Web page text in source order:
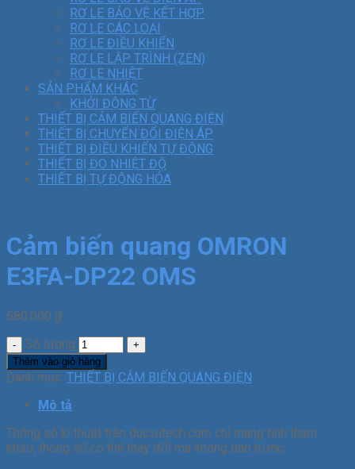
RƠ LE BẢO VỆ KẾT HỢP
RƠ LE CÁC LOẠI
RƠ LE ĐIỀU KHIỂN
RƠ LE LẬP TRÌNH (ZEN)
RƠ LE NHIỆT
SẢN PHẨM KHÁC
KHỞI ĐỘNG TỪ
THIẾT BỊ CẢM BIẾN QUANG ĐIỆN
THIẾT BỊ CHUYỂN ĐỔI ĐIỆN ÁP
THIẾT BỊ ĐIỀU KHIỂN TỰ ĐỘNG
THIẾT BỊ ĐO NHIỆT ĐỘ
THIẾT BỊ TỰ ĐỘNG HÓA
Cảm biến quang OMRON
E3FA-DP22 OMS
580.000 ₫
Số lượng
Thêm vào giỏ hàng
Danh mục: THIẾT BỊ CẢM BIẾN QUANG ĐIỆN
Mô tả
Thông số kĩ thuật trên ducvutech.com chỉ mang tính tham
khảo, thông số có thể thay đổi mà không báo trước.